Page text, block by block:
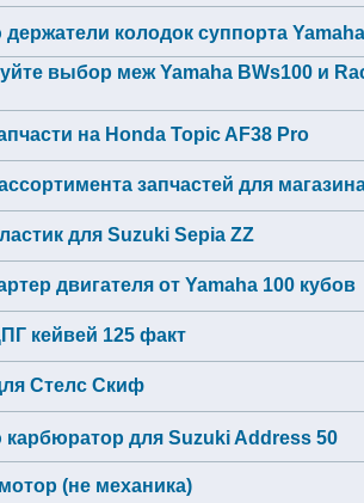
держатели колодок суппорта
выбор меж Yamaha BWs100 и
на Honda Topic AF38 Pro
запчастей для
для Suzuki Sepia ZZ
двигателя от Yamaha 100 кубов
кейвей 125 факт
Стелс Скиф
карбюратор для Suzuki Address 50
(не механика)